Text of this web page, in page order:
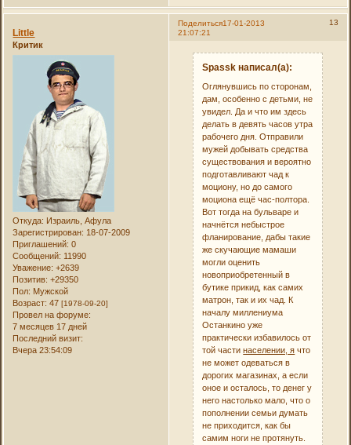
Поделиться 13
17-01-2013
21:07:21
Little
Критик
Откуда: Израиль, Афула
Зарегистрирован: 18-07-2009
Приглашений: 0
Сообщений: 11990
Уважение: +2639
Позитив: +29350
Пол: Мужской
Возраст: 47[1978-09-20]
Провел на форуме:
7 месяцев 17 дней
Последний визит:
Вчера 23:54:09
Spassk написал(а):
Оглянувшись по сторонам,
дам, особенно с детьми, не
увидел. Да и что им здесь
делать в девять часов утра
рабочего дня. Отправили
мужей добывать средства
существования и вероятно
подготавливают чад к
моциону, но до самого
моциона ещё час-полтора.
Вот тогда на бульваре и
начнётся небыстрое
фланирование, дабы такие
же скучающие мамаши
могли оценить
новоприобретенный в
бутике прикид, как самих
матрон, так и их чад. К
началу миллениума
Останкино уже
практически избавилось от
той частинаселении, я что
не может одеваться в
дорогих магазинах, а если
оное и осталось, то денег у
него настолько мало, что о
пополнении семьи думать
не приходится, как бы
самим ноги не протянуть.